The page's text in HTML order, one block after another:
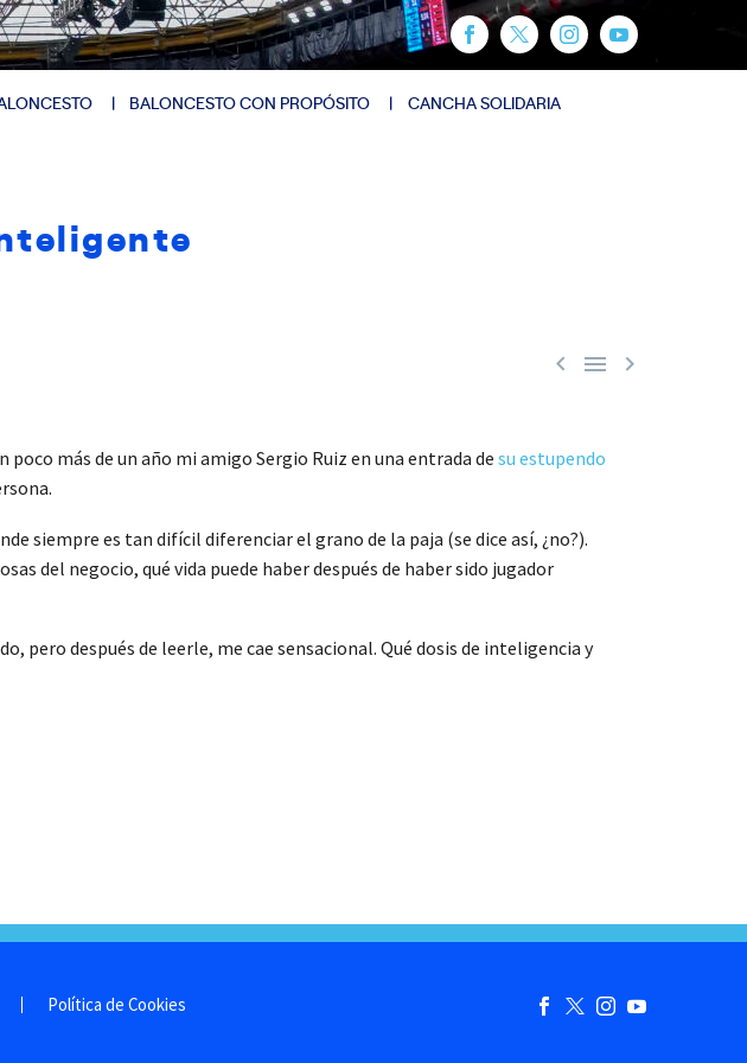
BALONCESTO CON PROPÓSITO CANCHA SOLIDARIA
  
más de un año mi amigo Sergio Ruiz en una entrada de su estupendo
siempre es tan difícil diferenciar el grano de la paja (se dice así, ¿no?).
del negocio, qué vida puede haber después de haber sido jugador
pero después de leerle, me cae sensacional. Qué dosis de inteligencia y
Política de Cookies